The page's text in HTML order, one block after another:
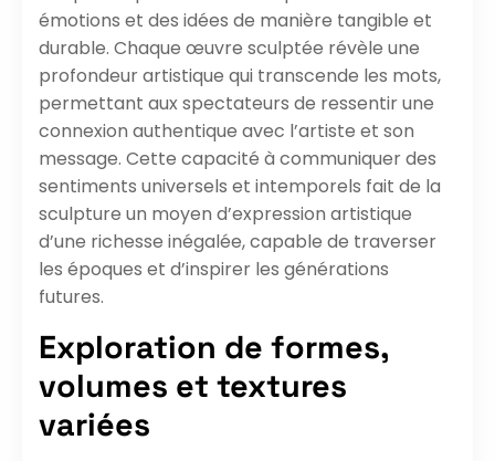
émotions et des idées de manière tangible et
durable. Chaque œuvre sculptée révèle une
profondeur artistique qui transcende les mots,
permettant aux spectateurs de ressentir une
connexion authentique avec l’artiste et son
message. Cette capacité à communiquer des
sentiments universels et intemporels fait de la
sculpture un moyen d’expression artistique
d’une richesse inégalée, capable de traverser
les époques et d’inspirer les générations
futures.
Exploration de formes,
volumes et textures
variées